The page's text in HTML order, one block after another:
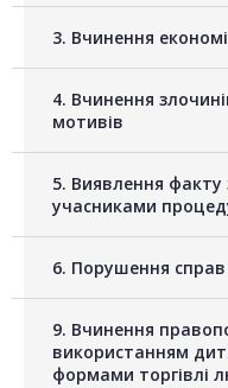
3. Вчинення
4. Вчинення
мотивів
5. Виявлення факту
учасниками
6. Порушення
9. Вчинення
використанням
формами торгівлі